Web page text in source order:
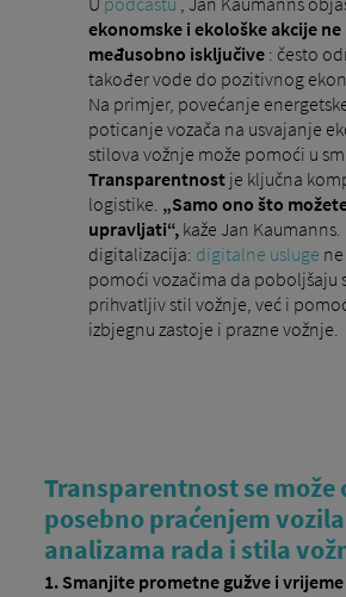
ekonomske i ekološke akcije
međusobno isključive : često
također vode do pozitivnog
Na primjer, povećanje
poticanje vozača na usvajanje
stilova vožnje može pomoći u
Transparentnost je ključna
logistike. „Samo ono što
upravljati“, kaže Jan
digitalizacija: digitalne usluge
pomoći vozačima da poboljšaju
prihvatljiv stil vožnje, već i
izbjegnu zastoje i prazne vožnje.
Transparentnost se može
posebno praćenjem
analizama rada i stila
1. Smanjite prometne gužve i